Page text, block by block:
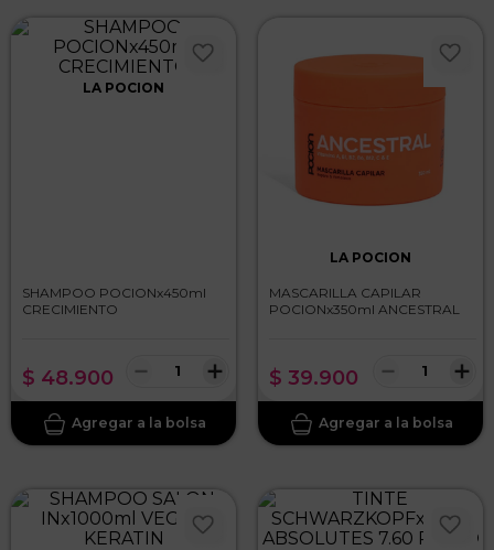
LA POCION
SHAMPOO POCIONx450ml
CRECIMIENTO
$ 48.900 ＋
－
LA POCION
MASCARILLA CAPILAR
POCIONx350ml ANCESTRAL
$ 39.900 ＋
－